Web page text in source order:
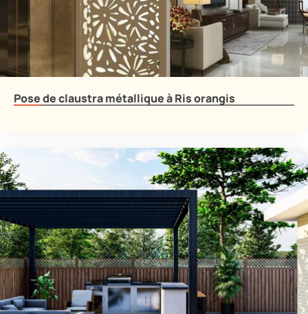
Pose de claustra métallique à Ris orangis